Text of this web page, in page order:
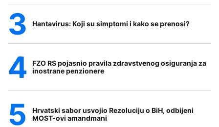
Hantavirus: Koji su simptomi i kako se prenosi?
FZO RS pojasnio pravila zdravstvenog osiguranja za
inostrane penzionere
Hrvatski sabor usvojio Rezoluciju o BiH, odbijeni
MOST-ovi amandmani